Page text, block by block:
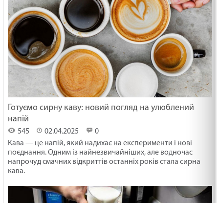
Готуємо сирну каву: новий погляд на улюблений
напій
545 02.04.2025
0
Кава — це напій, який надихає на експерименти і нові
поєднання. Одним із найнезвичайніших, але водночас
напрочуд смачних відкриттів останніх років стала сирна
кава.